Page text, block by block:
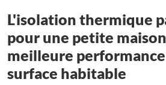
L'isolation thermique
pour une petite
meilleure
surface habitable